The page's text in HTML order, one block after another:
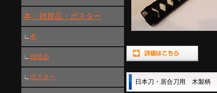
本・雑貨品・ポスター
∟本
∟雑貨品
∟ポスター
日本刀・居合刀用 木製柄